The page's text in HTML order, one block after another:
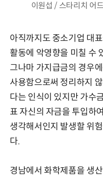
이원섭 / 스타리치 어
아직까지도 중소기업 대
활동에 악영향을 미칠 수
그나마 가지급금의 경우
사용함으로써 정리하지
다는 인식이 있지만 가수
표 자신의 자금을 투입하
생각해서인지 발생할 위
다.
경남에서 화학제품을 생